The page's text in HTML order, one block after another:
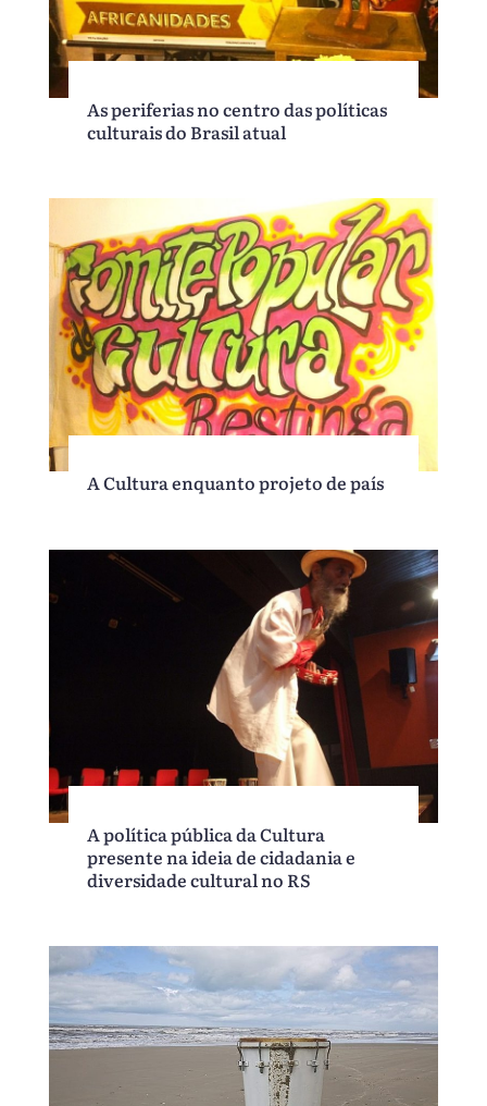
As periferias no centro das políticas
culturais do Brasil atual
A Cultura enquanto projeto de país
A política pública da Cultura
presente na ideia de cidadania e
diversidade cultural no RS